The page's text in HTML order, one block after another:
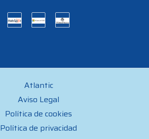
Atlantic
Aviso Legal
Política de cookies
Política de privacidad